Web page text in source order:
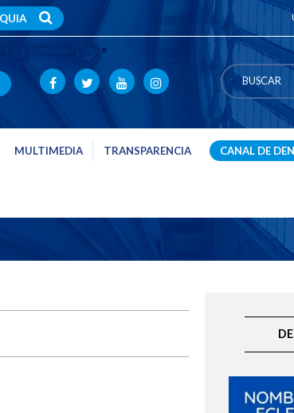
MULTIMEDIA TRANSPARENCIA CANAL DE